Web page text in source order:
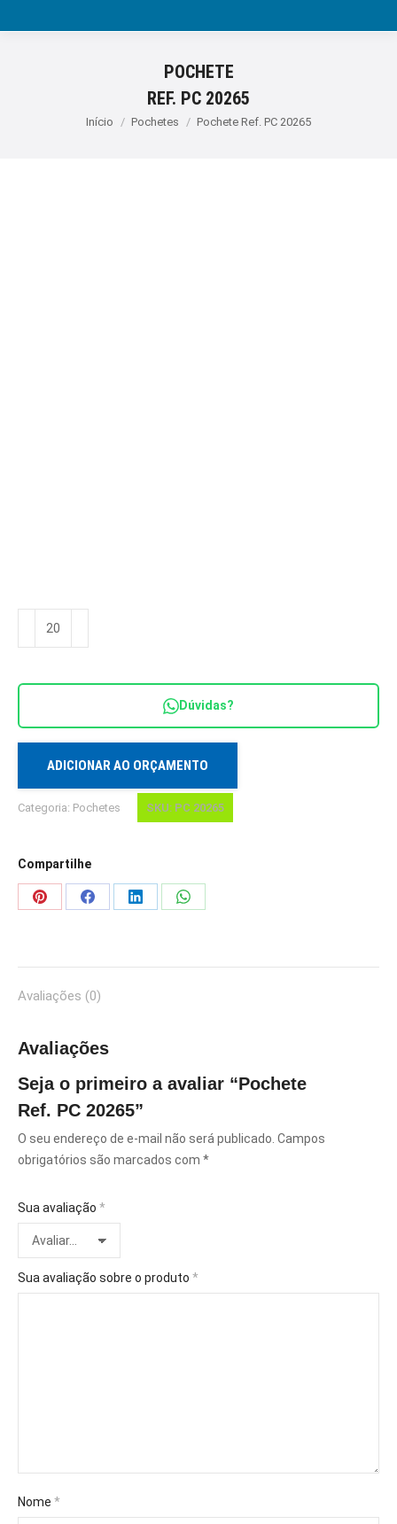
POCHETE
REF. PC 20265
Você está aqui:
Início Pochetes Pochete Ref. PC 20265
Pochete
Ref.
20265
Dúvidas?
ADICIONAR AO ORÇAMENTO
Categoria: Pochetes SKU: PC 20265
Compartilhe
Share
Share
Share
Share
Avaliações (0)
Avaliações
Seja o primeiro a avaliar “Pochete
Ref. PC 20265”
O seu endereço de e-mail não será publicado. Campos
obrigatórios são marcados com *
Sua avaliação *
Sua avaliação sobre o produto *
Nome *